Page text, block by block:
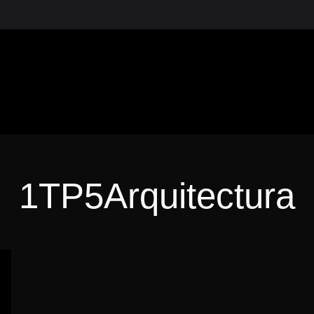
1TP5Arquitectura